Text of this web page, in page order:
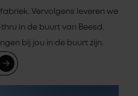
Vervolgens leveren we
in de buurt van Beesd.
bij jou in de buurt zijn.